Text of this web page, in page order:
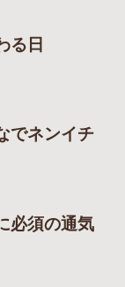
る日
でネンイチ
必須の通気